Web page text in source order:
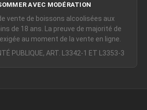
AVEC MODÉRATION
vente de boissons alcoolisées aux
de 18 ans. La preuve de majorité de
au moment de la vente en ligne.
PUBLIQUE, ART. L3342-1 ET L3353-3